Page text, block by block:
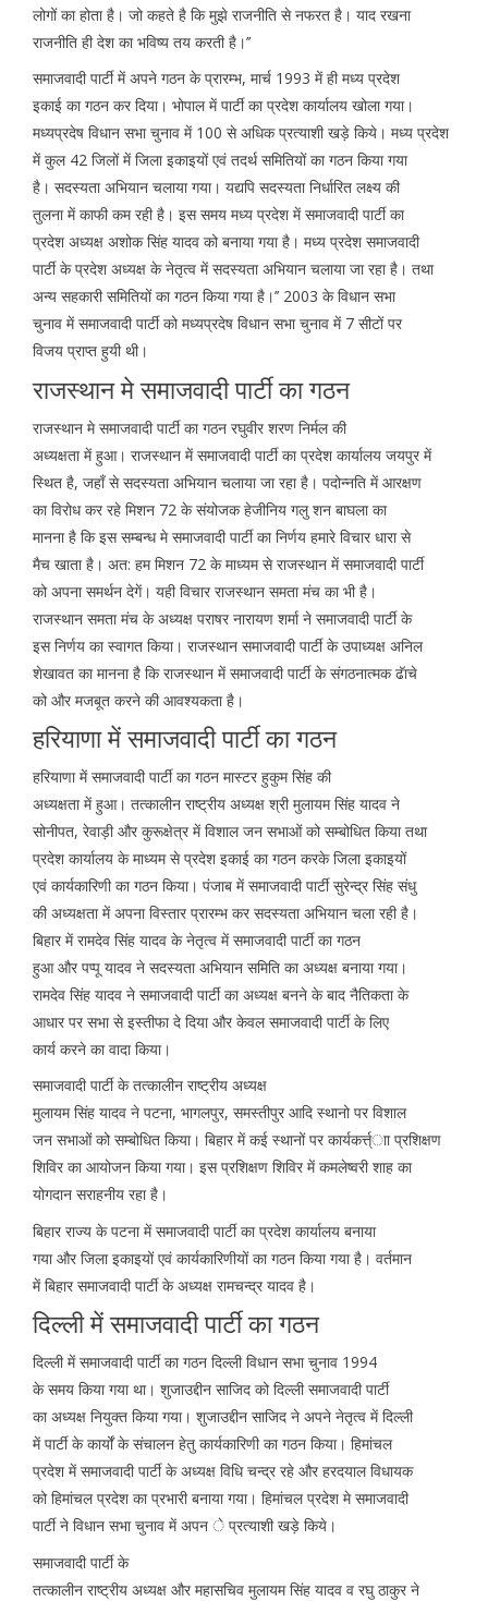
लोगों का होता है। जो कहते है कि मुझे राजनीति से नफरत है। याद रखना
राजनीति ही देश का भविष्य तय करती है।’’
समाजवादी पार्टी में अपने गठन के प्रारम्भ, मार्च 1993 में ही मध्य प्रदेश
इकाई का गठन कर दिया। भोपाल में पार्टी का प्रदेश कार्यालय खोला गया।
मध्यप्रदेष विधान सभा चुनाव में 100 से अधिक प्रत्याशी खड़े किये। मध्य प्रदेश
में कुल 42 जिलों में जिला इकाइयों एवं तदर्थ समितियों का गठन किया गया
है। सदस्यता अभियान चलाया गया। यद्यपि सदस्यता निर्धारित लक्ष्य की
तुलना में काफी कम रही है। इस समय मध्य प्रदेश में समाजवादी पार्टी का
प्रदेश अध्यक्ष अशोक सिंह यादव को बनाया गया है। मध्य प्रदेश समाजवादी
पार्टी के प्रदेश अध्यक्ष के नेतृत्व में सदस्यता अभियान चलाया जा रहा है। तथा
अन्य सहकारी समितियों का गठन किया गया है।’’ 2003 के विधान सभा
चुनाव में समाजवादी पार्टी को मध्यप्रदेष विधान सभा चुनाव में 7 सीटों पर
विजय प्राप्त हुयी थी।
राजस्थान मे समाजवादी पार्टी का गठन
राजस्थान मे समाजवादी पार्टी का गठन रघुवीर शरण निर्मल की
अध्यक्षता में हुआ। राजस्थान में समाजवादी पार्टी का प्रदेश कार्यालय जयपुर में
स्थित है, जहाँ से सदस्यता अभियान चलाया जा रहा है। पदोन्नति में आरक्षण
का विरोध कर रहे मिशन 72 के संयोजक हेजीनिय गलु शन बाघला का
मानना है कि इस सम्बन्ध मे समाजवादी पार्टी का निर्णय हमारे विचार धारा से
मैच खाता है। अत: हम मिशन 72 के माध्यम से राजस्थान में समाजवादी पार्टी
को अपना समर्थन देगें। यही विचार राजस्थान समता मंच का भी है।
राजस्थान समता मंच के अध्यक्ष पराषर नारायण शर्मा ने समाजवादी पार्टी के
इस निर्णय का स्वागत किया। राजस्थान समाजवादी पार्टी के उपाध्यक्ष अनिल
शेखावत का मानना है कि राजस्थान में समाजवादी पार्टी के संगठनात्मक ढॅाचे
को और मजबूत करने की आवश्यकता है।
हरियाणा में समाजवादी पार्टी का गठन
हरियाणा में समाजवादी पार्टी का गठन मास्टर हुकुम सिंह की
अध्यक्षता में हुआ। तत्कालीन राष्ट्रीय अध्यक्ष श्री मुलायम सिंह यादव ने
सोनीपत, रेवाड़ी और कुरूक्षेत्र में विशाल जन सभाओं को सम्बोधित किया तथा
प्रदेश कार्यालय के माध्यम से प्रदेश इकाई का गठन करके जिला इकाइयों
एवं कार्यकारिणी का गठन किया। पंजाब में समाजवादी पार्टी सुरेन्द्र सिंह संधु
की अध्यक्षता में अपना विस्तार प्रारम्भ कर सदस्यता अभियान चला रही है।
बिहार में रामदेव सिंह यादव के नेतृत्व में समाजवादी पार्टी का गठन
हुआ और पप्पू यादव ने सदस्यता अभियान समिति का अध्यक्ष बनाया गया।
रामदेव सिंह यादव ने समाजवादी पार्टी का अध्यक्ष बनने के बाद नैतिकता के
आधार पर सभा से इस्तीफा दे दिया और केवल समाजवादी पार्टी के लिए
कार्य करने का वादा किया।
समाजवादी पार्टी के तत्कालीन राष्ट्रीय अध्यक्ष
मुलायम सिंह यादव ने पटना, भागलपुर, समस्तीपुर आदि स्थानो पर विशाल
जन सभाओं को सम्बोधित किया। बिहार में कई स्थानों पर कार्यकर्त्त्ाा प्रशिक्षण
शिविर का आयोजन किया गया। इस प्रशिक्षण शिविर में कमलेष्वरी शाह का
योगदान सराहनीय रहा है।
बिहार राज्य के पटना में समाजवादी पार्टी का प्रदेश कार्यालय बनाया
गया और जिला इकाइयों एवं कार्यकारिणीयों का गठन किया गया है। वर्तमान
में बिहार समाजवादी पार्टी के अध्यक्ष रामचन्द्र यादव है।
दिल्ली में समाजवादी पार्टी का गठन
दिल्ली में समाजवादी पार्टी का गठन दिल्ली विधान सभा चुनाव 1994
के समय किया गया था। शुजाउद्दीन साजिद को दिल्ली समाजवादी पार्टी
का अध्यक्ष नियुक्त किया गया। शुजाउद्दीन साजिद ने अपने नेतृत्व में दिल्ली
में पार्टी के कार्यों के संचालन हेतु कार्यकारिणी का गठन किया। हिमांचल
प्रदेश में समाजवादी पार्टी के अध्यक्ष विधि चन्द्र रहे और हरदयाल विधायक
को हिमांचल प्रदेश का प्रभारी बनाया गया। हिमांचल प्रदेश मे समाजवादी
पार्टी ने विधान सभा चुनाव में अपन े प्रत्याशी खड़े किये।
समाजवादी पार्टी के
तत्कालीन राष्ट्रीय अध्यक्ष और महासचिव मुलायम सिंह यादव व रघु ठाकुर ने